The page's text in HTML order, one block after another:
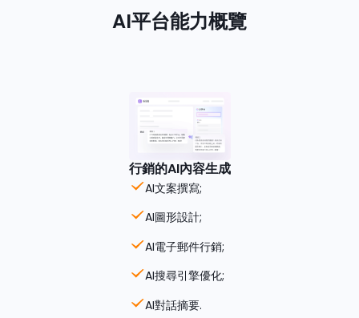
AI平台能力概覽
行銷的AI內容生成
AI文案撰寫;
AI圖形設計;
AI電子郵件行銷;
AI搜尋引擎優化;
AI對話摘要.